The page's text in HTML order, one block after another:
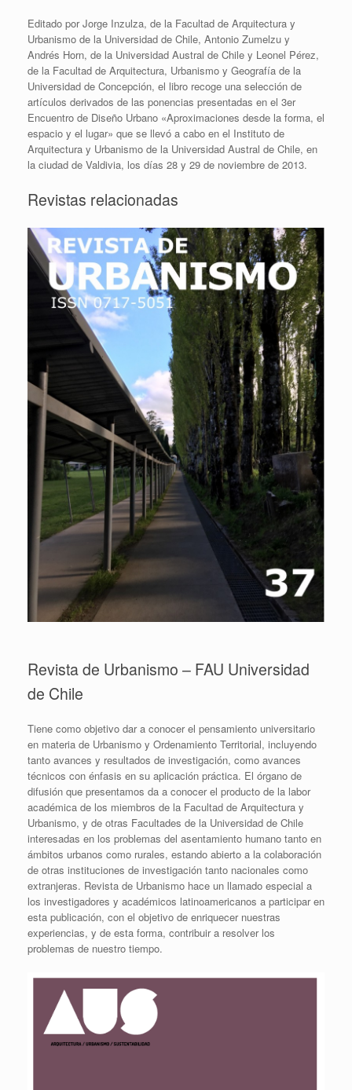
Editado por Jorge Inzulza, de la Facultad de Arquitectura y
Urbanismo de la Universidad de Chile, Antonio Zumelzu y
Andrés Horn, de la Universidad Austral de Chile y Leonel Pérez,
de la Facultad de Arquitectura, Urbanismo y Geografía de la
Universidad de Concepción, el libro recoge una selección de
artículos derivados de las ponencias presentadas en el 3er
Encuentro de Diseño Urbano «Aproximaciones desde la forma, el
espacio y el lugar» que se llevó a cabo en el Instituto de
Arquitectura y Urbanismo de la Universidad Austral de Chile, en
la ciudad de Valdivia, los días 28 y 29 de noviembre de 2013.
Revistas relacionadas
Revista de Urbanismo – FAU Universidad
de Chile
Tiene como objetivo dar a conocer el pensamiento universitario
en materia de Urbanismo y Ordenamiento Territorial, incluyendo
tanto avances y resultados de investigación, como avances
técnicos con énfasis en su aplicación práctica. El órgano de
difusión que presentamos da a conocer el producto de la labor
académica de los miembros de la Facultad de Arquitectura y
Urbanismo, y de otras Facultades de la Universidad de Chile
interesadas en los problemas del asentamiento humano tanto en
ámbitos urbanos como rurales, estando abierto a la colaboración
de otras instituciones de investigación tanto nacionales como
extranjeras. Revista de Urbanismo hace un llamado especial a
los investigadores y académicos latinoamericanos a participar en
esta publicación, con el objetivo de enriquecer nuestras
experiencias, y de esta forma, contribuir a resolver los
problemas de nuestro tiempo.